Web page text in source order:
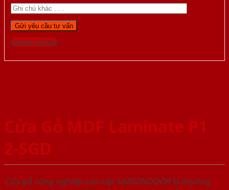
Gọi 0976.169.864
Cửa Gỗ MDF Laminate P1
2-SGD
Cửa gỗ công nghiệp cao cấp SAIGONDOOR là thương